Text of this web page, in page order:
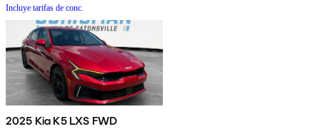
Incluye tarifas de conc.
2025 Kia K5 LXS FWD